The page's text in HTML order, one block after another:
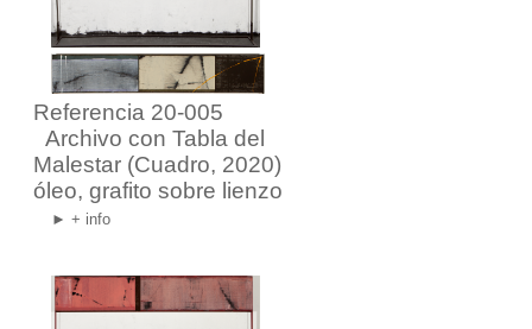
Referencia 20-005
Archivo con Tabla del
Malestar (Cuadro, 2020)
óleo, grafito sobre lienzo
► + info